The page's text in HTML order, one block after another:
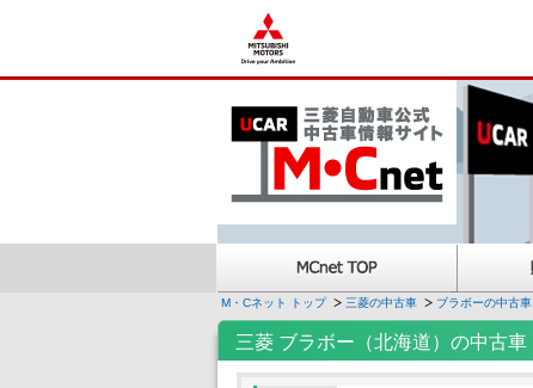
M・Cネット トップ 三菱の中古車 ブラボーの中古車
三菱 ブラボー（北海道）の中古車